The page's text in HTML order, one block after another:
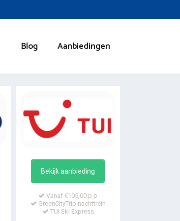
Blog Aanbiedingen
Bekijk aanbieding
Vanaf €105,00 p.p
GreenCityTrip nachttrein
TUI Ski Express